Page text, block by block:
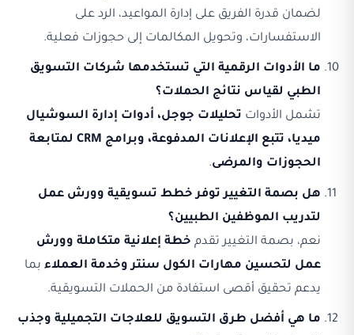
لضمان قدرة الفريق على إدارة المواعيد، الرد على
الاستفسارات، وتحويل المكالمات إلى حجوزات فعلية.
ما الأدوات الرقمية التي تستخدمها شركات التسويق
الطبي لقياس نتائج الحملات؟
تشمل الأدواتتحليلات جوجل، أدوات إدارة السوشيال
ميديا، تتبع الإعلانات المدفوعة، وبرامج CRM لمتابعة
الحجوزات والمرضى.
هل بصمة التغيير توفر خطط تسويقية وورش عمل
لتدريب الموظفين الطبيين؟
نعم، بصمة التغيير تقدمخطة إعلانية متكاملة وورش
عمل لتحسين مهارات الكول سنتر وخدمة العملاءبما
يدعم تحقيق أقصى استفادة من الحملات التسويقية.
ما هي أفضل طرق التسويق للعلاجات التجميلية وجذب